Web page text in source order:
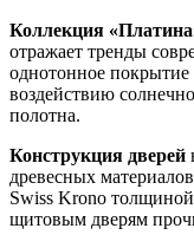
Коллекция
отражает тренды
однотонное
воздействию
полотна.
Конструкция дверей
древесных
Swiss Krono
щитовым дверям